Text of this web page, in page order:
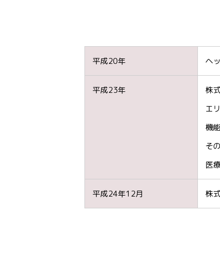
平成20年 ヘ
平成23年
株
エ
機
そ
医
平成24年12月 株